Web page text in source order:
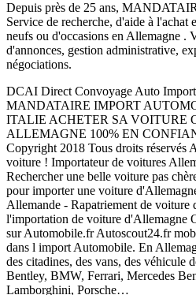
Depuis près de 25 ans,
Service de recherche, d'aide à
neufs ou d'occasions en Allemagne .
d'annonces, gestion administrative,
négociations.
DCAI Direct Convoyage Auto
MANDATAIRE IMPORT
ITALIE ACHETER SA VOITURE
ALLEMAGNE 100% EN
Copyright 2018 Tous droits réservés
voiture ! Importateur de voitures
Rechercher une belle voiture pas
pour importer une voiture
Allemande - Rapatriement de voiture
l'importation de voiture d'Allemagne
sur Automobile.fr Autoscout24.fr
dans l import Automobile. En
des citadines, des vans, des véhicule
Bentley, BMW, Ferrari, Mercedes
Lamborghini, Porsche…